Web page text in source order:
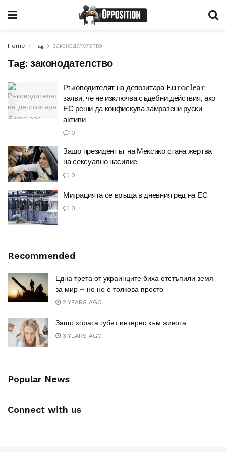
Home Tag законодателство
Tag: законодателство
Ръководителят на депозитара Euroclear
заяви, че не изключва съдебни действия, ако
ЕС реши да конфискува замразени руски
активи
0
Защо президентът на Мексико стана жертва
на сексуално насилие
0
Миграцията се връща в дневния ред на ЕС
0
Recommended
Една трета от украинците биха отстъпили земя
за мир – но не е толкова просто
2 YEARS AGO
Защо хората губят интерес към живота
3 YEARS AGO
Popular News
Connect with us